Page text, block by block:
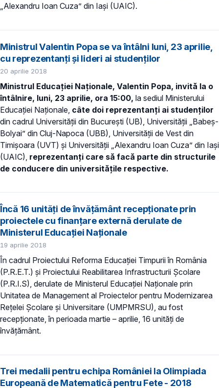
„Alexandru Ioan Cuza” din Iași (UAIC).
Ministrul Valentin Popa se va întâlni luni, 23 aprilie,
cu reprezentanți și lideri ai studenților
20 aprilie 2018
Ministrul Educației Naționale, Valentin Popa, invită la o
întâlnire, luni, 23 aprilie, ora 15:00, la sediul Ministerului
Educației Naționale, câte doi reprezentanți ai studenților
din cadrul Universității din București (UB), Universității „Babeș-
Bolyai” din Cluj-Napoca (UBB), Universității de Vest din
Timișoara (UVT) și Universității „Alexandru Ioan Cuza” din Iași
(UAIC), reprezentanți care să facă parte din structurile
de conducere din universitățile respective.
Încă 16 unități de învățământ recepționate prin
proiectele cu finanțare externă derulate de
Ministerul Educației Naționale
19 aprilie 2018
În cadrul Proiectului Reforma Educației Timpurii în România
(P.R.E.T.) și Proiectului Reabilitarea Infrastructurii Școlare
(P.R.I.S), derulate de Ministerul Educației Naționale prin
Unitatea de Management al Proiectelor pentru Modernizarea
Rețelei Școlare și Universitare (UMPMRSU), au fost
recepționate, în perioada martie – aprilie, 16 unități de
învățământ.
Trei medalii pentru echipa României la Olimpiada
Europeană de Matematică pentru Fete - 2018